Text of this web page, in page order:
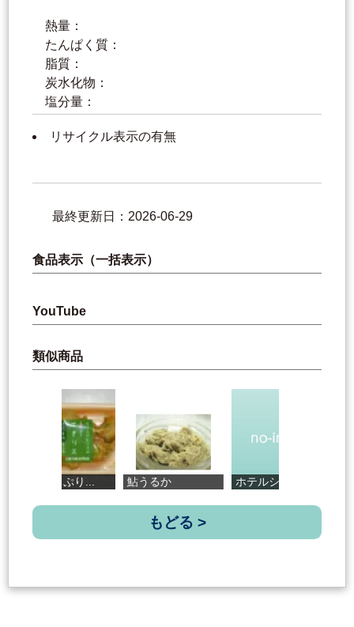
熱量：
たんぱく質：
脂質：
炭水化物：
塩分量：
リサイクル表示の有無
最終更新日：2026-06-29
食品表示（一括表示）
YouTube
類似商品
野菜たっぷり... 鮎うるか ホテルシェフ...
もどる >